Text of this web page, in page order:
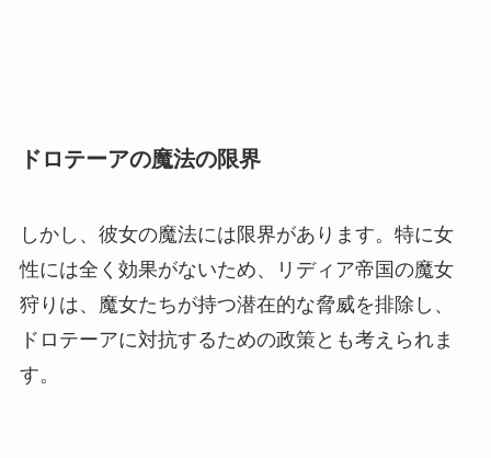
ドロテーアの魔法の限界
しかし、彼女の魔法には限界があります。特に女
性には全く効果がないため、リディア帝国の魔女
狩りは、魔女たちが持つ潜在的な脅威を排除し、
ドロテーアに対抗するための政策とも考えられま
す。